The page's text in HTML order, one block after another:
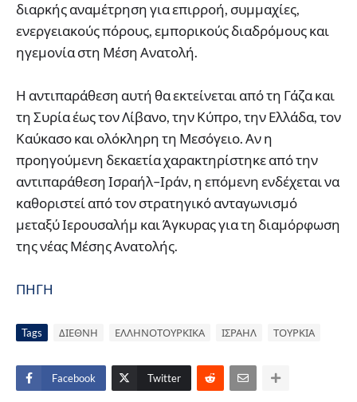
διαρκής αναμέτρηση για επιρροή, συμμαχίες,
ενεργειακούς πόρους, εμπορικούς διαδρόμους και
ηγεμονία στη Μέση Ανατολή.
Η αντιπαράθεση αυτή θα εκτείνεται από τη Γάζα και
τη Συρία έως τον Λίβανο, την Κύπρο, την Ελλάδα, τον
Καύκασο και ολόκληρη τη Μεσόγειο. Αν η
προηγούμενη δεκαετία χαρακτηρίστηκε από την
αντιπαράθεση Ισραήλ–Ιράν, η επόμενη ενδέχεται να
καθοριστεί από τον στρατηγικό ανταγωνισμό
μεταξύ Ιερουσαλήμ και Άγκυρας για τη διαμόρφωση
της νέας Μέσης Ανατολής.
ΠΗΓΗ
Tags ΔΙΕΘΝΗ ΕΛΛΗΝΟΤΟΥΡΚΙΚΑ ΙΣΡΑΗΛ ΤΟΥΡΚΙΑ
Facebook Twitter